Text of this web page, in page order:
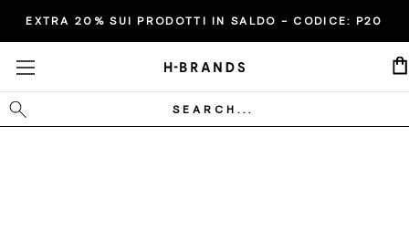
EXTRA 20% SUI PRODOTTI IN SALDO - CODICE: P20
Cerca